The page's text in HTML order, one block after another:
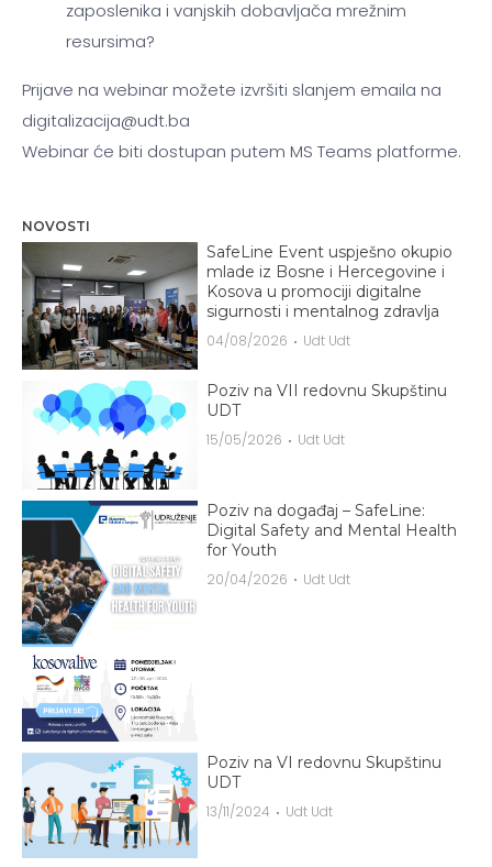
zaposlenika i vanjskih dobavljača mrežnim
resursima?
Prijave na webinar možete izvršiti slanjem emaila na
digitalizacija@udt.ba
Webinar će biti dostupan putem MS Teams platforme.
NOVOSTI
SafeLine Event uspješno okupio
mlade iz Bosne i Hercegovine i
Kosova u promociji digitalne
sigurnosti i mentalnog zdravlja
04/08/2026 Udt Udt
Poziv na VII redovnu Skupštinu
UDT
15/05/2026 Udt Udt
Poziv na događaj – SafeLine:
Digital Safety and Mental Health
for Youth
20/04/2026 Udt Udt
Poziv na VI redovnu Skupštinu
UDT
13/11/2024 Udt Udt